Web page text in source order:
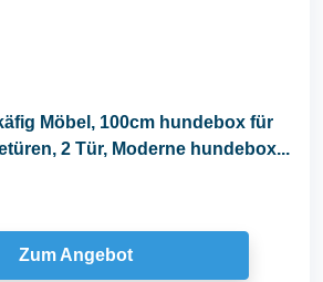
Möbel, 100cm hundebox für
2 Tür, Moderne hundebox...
Zum Angebot